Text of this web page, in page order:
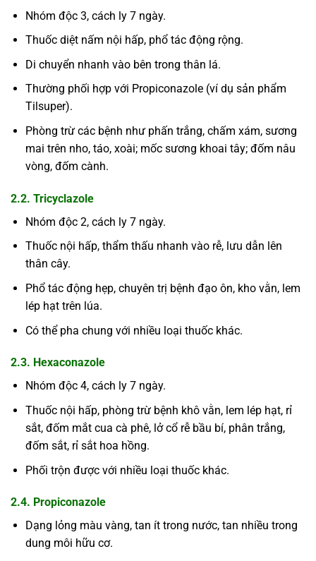
Nhóm độc 3, cách ly 7 ngày.
Thuốc diệt nấm nội hấp, phổ tác động rộng.
Di chuyển nhanh vào bên trong thân lá.
Thường phối hợp với Propiconazole (ví dụ sản phẩm
Tilsuper).
Phòng trừ các bệnh như phấn trắng, chấm xám, sương
mai trên nho, táo, xoài; mốc sương khoai tây; đốm nâu
vòng, đốm cành.
2.2. Tricyclazole
Nhóm độc 2, cách ly 7 ngày.
Thuốc nội hấp, thẩm thấu nhanh vào rễ, lưu dẫn lên
thân cây.
Phổ tác động hẹp, chuyên trị bệnh đạo ôn, kho vằn, lem
lép hạt trên lúa.
Có thể pha chung với nhiều loại thuốc khác.
2.3. Hexaconazole
Nhóm độc 4, cách ly 7 ngày.
Thuốc nội hấp, phòng trừ bệnh khô vằn, lem lép hạt, rỉ
sắt, đốm mắt cua cà phê, lở cổ rễ bầu bí, phân trắng,
đốm sắt, rỉ sắt hoa hồng.
Phối trộn được với nhiều loại thuốc khác.
2.4. Propiconazole
Dạng lỏng màu vàng, tan ít trong nước, tan nhiều trong
dung môi hữu cơ.